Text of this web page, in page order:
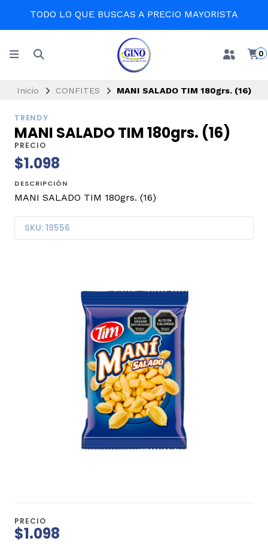
TODO LO QUE BUSCAS A PRECIO MAYORISTA
0
Inicio CONFITES MANI SALADO TIM 180grs. (16)
TRENDY
MANI SALADO TIM 180grs. (16)
PRECIO
$1.098
DESCRIPCIÓN
MANI SALADO TIM 180grs. (16)
SKU: 19556
PRECIO
$1.098